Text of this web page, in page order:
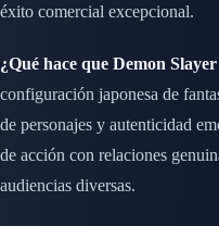
éxito comercial excepcional.
¿Qué hace que Demon
configuración japonesa de
de personajes y autenticidad
de acción con relaciones
audiencias diversas.